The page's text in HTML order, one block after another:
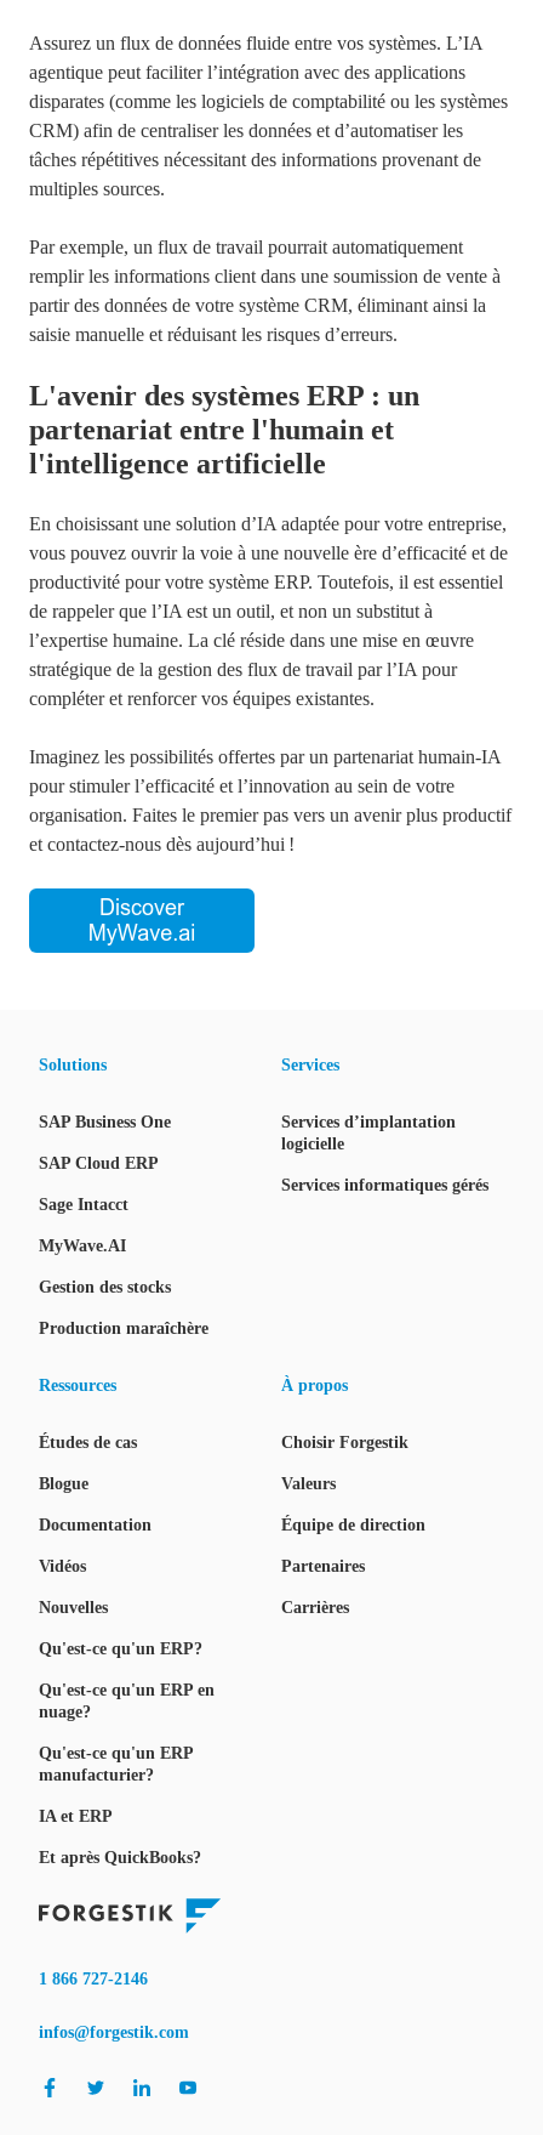
Assurez un flux de données fluide entre vos systèmes. L’IA
agentique peut faciliterl’intégration avec des applications
disparates (comme les logiciels de comptabilité ou les systèmes
CRM) afin de centraliser les données et d’automatiser les
tâches répétitives nécessitant des informations provenant de
multiples sources.
Par exemple, un flux de travail pourrait automatiquement
remplir les informations client dans une soumission de vente à
partir des données de votre système CRM, éliminant ainsi la
saisie manuelle et réduisant les risques d’erreurs.
L'avenir des systèmes ERP : un
partenariat entre l'humain et
l'intelligence artificielle
En choisissant une solution d’IA adaptée pour votre entreprise,
vous pouvez ouvrir la voie à une nouvelle ère d’efficacité et de
productivité pour votre système ERP. Toutefois, il est essentiel
de rappeler que l’IA est un outil, et non un substitut à
l’expertise humaine. La clé réside dans une mise en œuvre
stratégique de la gestion des flux de travail par l’IA pour
compléter et renforcer vos équipes existantes.
Imaginez les possibilités offertes par un partenariat humain-IA
pour stimuler l’efficacité et l’innovation au sein de votre
organisation. Faites le premier pas vers un avenir plus productif
et contactez-nous dès aujourd’hui !
Solutions
SAP Business One
SAP Cloud ERP
Sage Intacct
MyWave.AI
Gestion des stocks
Production maraîchère
Services
Services d’implantation
logicielle
Services informatiques gérés
Ressources
Études de cas
Blogue
Documentation
Vidéos
Nouvelles
Qu'est-ce qu'un ERP?
Qu'est-ce qu'un ERP en
nuage?
Qu'est-ce qu'un ERP
manufacturier?
IA et ERP
Et après QuickBooks?
À propos
Choisir Forgestik
Valeurs
Équipe de direction
Partenaires
Carrières
1 866 727-2146
infos@forgestik.com